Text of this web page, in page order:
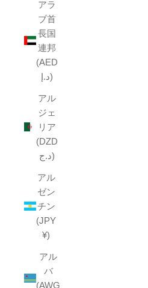
アラ
ブ首
長国
連邦
(AED
د.إ)
アル
ジェ
リア
(DZD
د.ج)
アル
ゼン
チン
(JPY
¥)
アル
バ
(AWG